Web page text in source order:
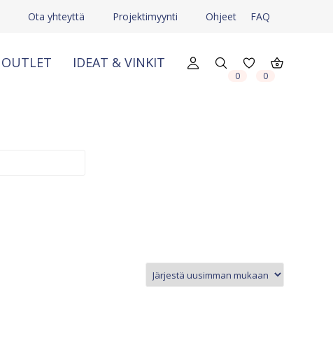
Ota yhteyttä Projektimyynti Ohjeet FAQ
OUTLET IDEAT & VINKIT
0 0